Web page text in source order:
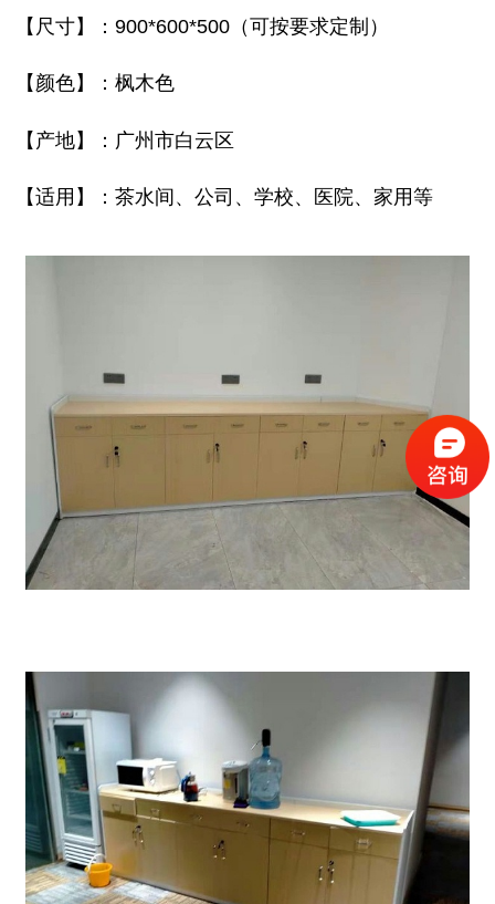
【尺寸】：900*600*500（可按要求定制）
【颜色】：枫木色
【产地】：广州市白云区
【适用】：茶水间、公司、学校、医院、家用等